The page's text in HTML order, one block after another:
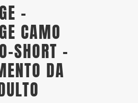
–
CAMO
SHORT –
DA